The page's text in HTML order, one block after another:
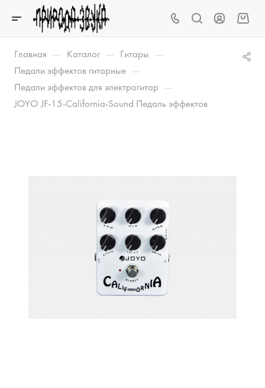
Главная — Каталог — Гитары —
Педали эффектов гитарные —
Педали эффектов для электрогитар —
JOYO JF-15-California-Sound Педаль эффектов